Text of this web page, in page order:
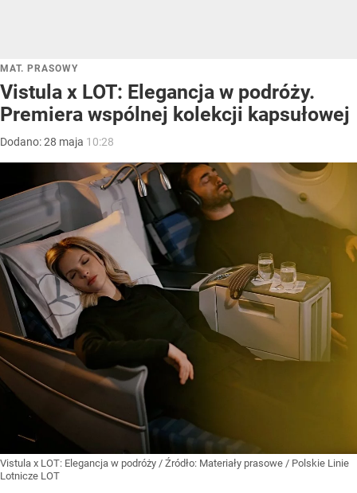
MAT. PRASOWY
Vistula x LOT: Elegancja w podróży.
Premiera wspólnej kolekcji kapsułowej
Dodano:28 maja 10:28
Vistula x LOT: Elegancja w podróży / Źródło: Materiały prasowe / Polskie Linie
Lotnicze LOT